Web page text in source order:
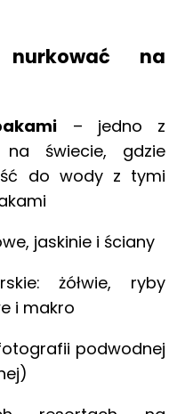
na
– jedno z
na świecie, gdzie
do wody z tymi
jaskinie i ściany
żółwie, ryby
i makro
podwodnej